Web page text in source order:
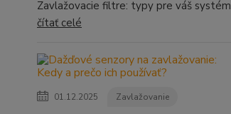
Zavlažovacie filtre: typy pre váš systém
čítať celé
01.12.2025 Zavlažovanie